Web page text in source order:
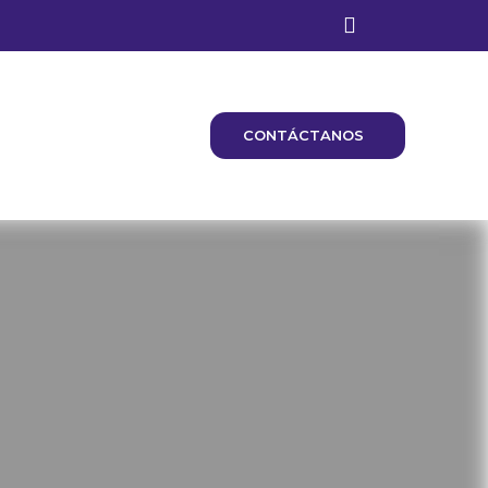
CONTÁCTANOS